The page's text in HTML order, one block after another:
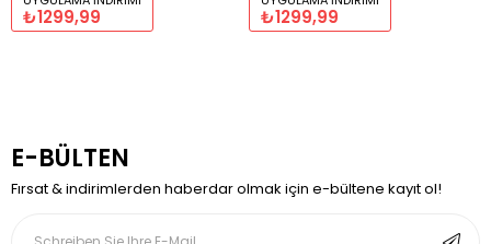
₺1299,99 ₺1299,99
E-BÜLTEN
Fırsat & indirimlerden haberdar olmak için e-bültene kayıt ol!